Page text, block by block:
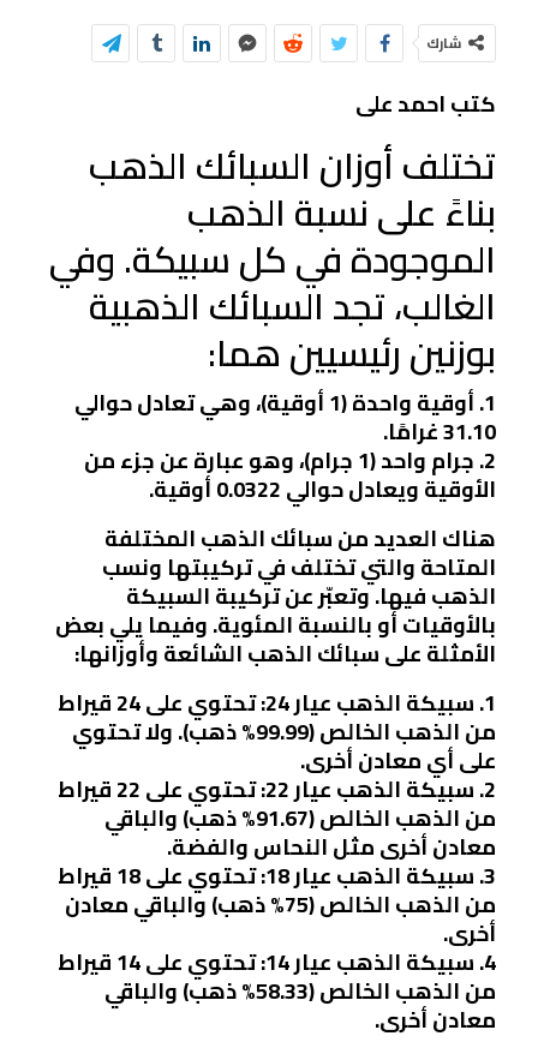
شارك
كتب احمد على
تختلف أوزان السبائك الذهب
بناءً على نسبة الذهب
الموجودة في كل سبيكة. وفي
الغالب، تجد السبائك الذهبية
بوزنين رئيسيين هما:
1. أوقية واحدة (1 أوقية)، وهي تعادل حوالي
31.10 غرامًا.
2. جرام واحد (1 جرام)، وهو عبارة عن جزء من
الأوقية ويعادل حوالي 0.0322 أوقية.
هناك العديد من سبائك الذهب المختلفة
المتاحة والتي تختلف في تركيبتها ونسب
الذهب فيها. وتعبّر عن تركيبة السبيكة
بالأوقيات أو بالنسبة المئوية. وفيما يلي بعض
الأمثلة على سبائك الذهب الشائعة وأوزانها:
1. سبيكة الذهب عيار 24: تحتوي على 24 قيراط
من الذهب الخالص (99.99% ذهب). ولا تحتوي
على أي معادن أخرى.
2. سبيكة الذهب عيار 22: تحتوي على 22 قيراط
من الذهب الخالص (91.67% ذهب) والباقي
معادن أخرى مثل النحاس والفضة.
3. سبيكة الذهب عيار 18: تحتوي على 18 قيراط
من الذهب الخالص (75% ذهب) والباقي معادن
أخرى.
4. سبيكة الذهب عيار 14: تحتوي على 14 قيراط
من الذهب الخالص (58.33% ذهب) والباقي
معادن أخرى.